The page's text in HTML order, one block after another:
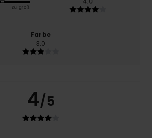
Zu groß
Farbe
3.0
4/5